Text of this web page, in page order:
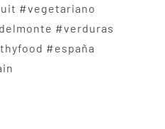
#vegetariano
#verduras
#españa